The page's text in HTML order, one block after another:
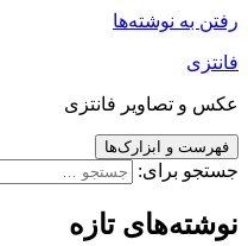
رفتن به نوشته‌ها
فانتزی
عکس و تصاویر فانتزی
فهرست و ابزارک‌ها
جستجو برای:
نوشته‌های تازه